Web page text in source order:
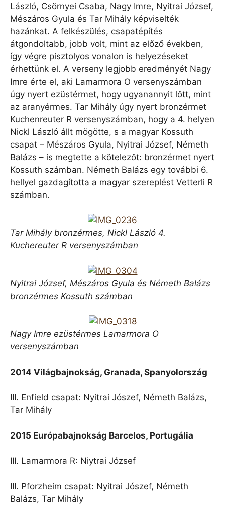
László, Csörnyei Csaba, Nagy Imre, Nyitrai József,
Mészáros Gyula és Tar Mihály képviselték
hazánkat. A felkészülés, csapatépítés
átgondoltabb, jobb volt, mint az előző években,
így végre pisztolyos vonalon is helyezéseket
érhettünk el. A verseny legjobb eredményét Nagy
Imre érte el, aki Lamarmora O versenyszámban
úgy nyert ezüstérmet, hogy ugyanannyit lőtt, mint
az aranyérmes. Tar Mihály úgy nyert bronzérmet
Kuchenreuter R versenyszámban, hogy a 4. helyen
Nickl László állt mögötte, s a magyar Kossuth
csapat – Mészáros Gyula, Nyitrai József, Németh
Balázs – is megtette a kötelezőt: bronzérmet nyert
Kossuth számban. Németh Balázs egy további 6.
hellyel gazdagította a magyar szereplést Vetterli R
számban.
Tar Mihály bronzérmes, Nickl László 4.
Kuchereuter R versenyszámban
Nyitrai József, Mészáros Gyula és Németh Balázs
bronzérmes Kossuth számban
Nagy Imre ezüstérmes Lamarmora O
versenyszámban
2014 Világbajnokság, Granada, Spanyolország
III. Enfield csapat: Nyitrai Jószef, Németh Balázs,
Tar Mihály
2015 Európabajnokság Barcelos, Portugália
III. Lamarmora R: Niytrai József
III. Pforzheim csapat: Nyitrai Jószef, Németh
Balázs, Tar Mihály